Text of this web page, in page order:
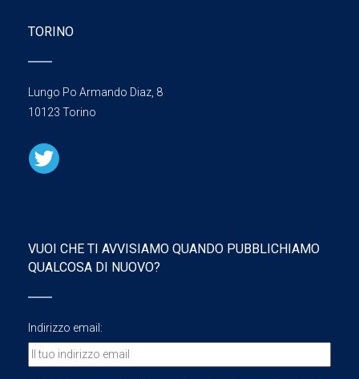
TORINO
Lungo Po Armando Diaz, 8
10123 Torino
VUOI CHE TI AVVISIAMO QUANDO PUBBLICHIAMO
QUALCOSA DI NUOVO?
Indirizzo email: